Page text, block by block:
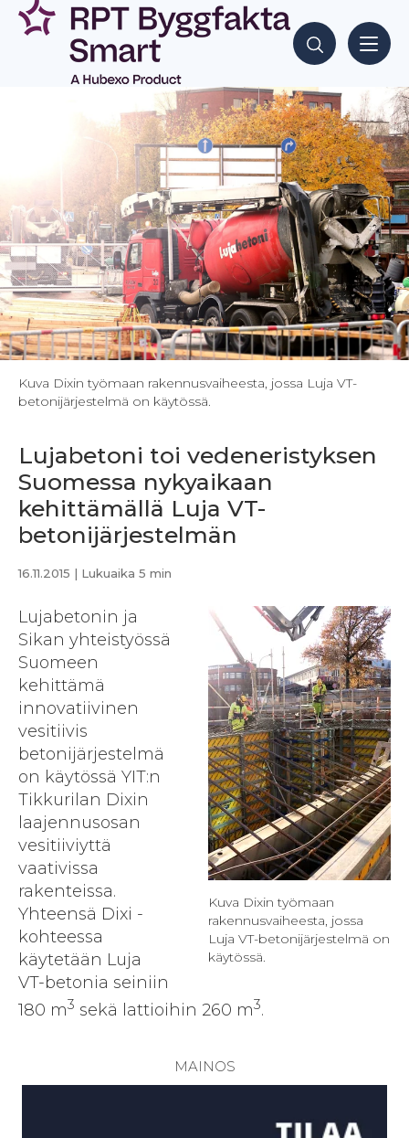
Siirry
sisältöön
Hae sisältöjä
Kuva Dixin työmaan rakennusvaiheesta, jossa Luja VT-
betonijärjestelmä on käytössä.
Lujabetoni toi vedeneristyksen
Suomessa nykyaikaan
kehittämällä Luja VT-
betonijärjestelmän
16.11.2015 | Lukuaika 5 min
Kuva Dixin työmaan
rakennusvaiheesta, jossa
Luja VT-betonijärjestelmä on
käytössä.
Lujabetonin ja
Sikan yhteistyössä
Suomeen
kehittämä
innovatiivinen
vesitiivis
betonijärjestelmä
on käytössä YIT:n
Tikkurilan Dixin
laajennusosan
vesitiiviyttä
vaativissa
rakenteissa.
Yhteensä Dixi -
kohteessa
käytetään Luja
VT-betonia seiniin
180 m3 sekä lattioihin 260 m3.